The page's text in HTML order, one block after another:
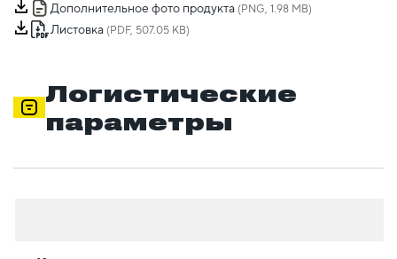
Дополнительное фото продукта (PNG, 1.98 MB)
Листовка (PDF, 507.05 KB)
Логистические
параметры